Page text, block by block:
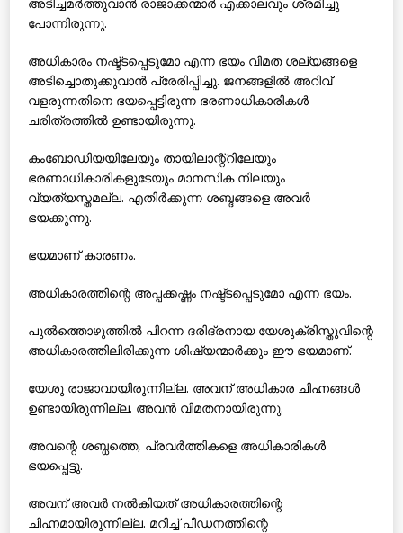
പോന്നിരുന്നു.
അധികാരം നഷ്ട്ടപ്പെടുമോ എന്ന ഭയം വിമത ശല്യങ്ങളെ
അടിച്ചൊതുക്കുവാന്‍ പ്രേരിപ്പിച്ചു. ജനങ്ങളില്‍ അറിവ്
വളരുന്നതിനെ ഭയപ്പെട്ടിരുന്ന ഭരണാധികാരികള്‍
ചരിത്രത്തില്‍ ഉണ്ടായിരുന്നു.
കംബോഡിയയിലേയും തായിലാന്റ്‌റിലേയും
ഭരണാധികാരികളുടേയും മാനസിക നിലയും
വ്യത്യസ്തമല്ല. എതിര്‍ക്കുന്ന ശബ്ദങ്ങളെ അവര്‍
ഭയക്കുന്നു.
ഭയമാണ് കാരണം.
അധികാരത്തിന്റെ അപ്പക്കഷ്ണം നഷ്ട്ടപ്പെടുമോ എന്ന ഭയം.
പുല്‍ത്തൊഴുത്തില്‍ പിറന്ന ദരിദ്രനായ യേശുക്രിസ്തുവിന്റെ
അധികാരത്തിലിരിക്കുന്ന ശിഷ്യന്മാര്‍ക്കും ഈ ഭയമാണ്.
യേശു രാജാവായിരുന്നില്ല. അവന് അധികാര ചിഹ്നങ്ങള്‍
ഉണ്ടായിരുന്നില്ല. അവന്‍ വിമതനായിരുന്നു.
അവന്റെ ശബ്ധത്തെ, പ്രവര്‍ത്തികളെ അധികാരികള്‍
ഭയപ്പെട്ടു.
അവന് അവര്‍ നല്‍കിയത് അധികാരത്തിന്റെ
ചിഹ്നമായിരുന്നില്ല. മറിച്ച് പീഡനത്തിന്റെ